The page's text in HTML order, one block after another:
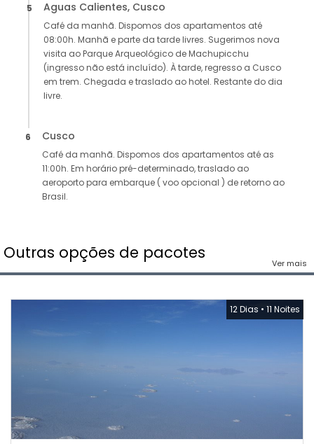
5 Aguas Calientes, Cusco
Café da manhã. Dispomos dos apartamentos até
08:00h. Manhã e parte da tarde livres. Sugerimos nova
visita ao Parque Arqueológico de Machupicchu
(ingresso não está incluído). À tarde, regresso a Cusco
em trem. Chegada e traslado ao hotel. Restante do dia
livre.
6 Cusco
Café da manhã. Dispomos dos apartamentos até as
11:00h. Em horário pré-determinado, traslado ao
aeroporto para embarque ( voo opcional ) de retorno ao
Brasil.
Outras opções de pacotes
Ver mais
12 Dias • 11 Noites